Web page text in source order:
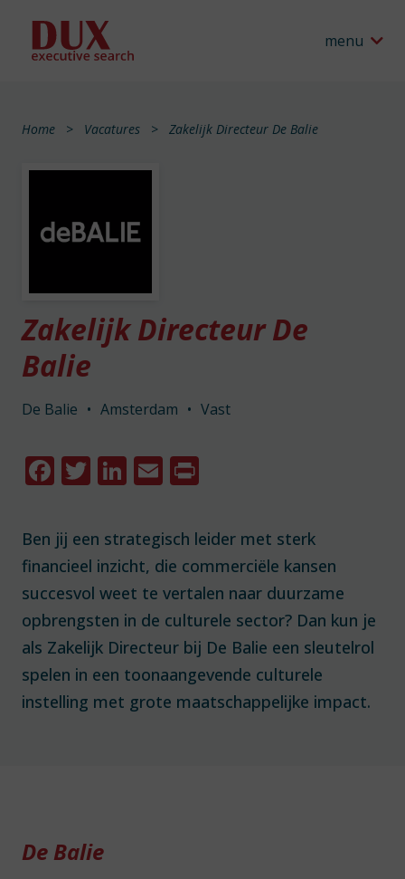
menu
Home Vacatures Zakelijk Directeur De Balie
Zakelijk Directeur De
Balie
De Balie • Amsterdam • Vast
Facebook
Twitter
LinkedIn
Email
Ben jij een strategisch leider met sterk
financieel inzicht, die commerciële kansen
succesvol weet te vertalen naar duurzame
opbrengsten in de culturele sector? Dan kun je
als Zakelijk Directeur bij De Balie een sleutelrol
spelen in een toonaangevende culturele
instelling met grote maatschappelijke impact.
De Balie